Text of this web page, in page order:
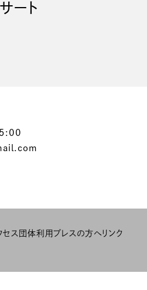
ート
セス 団体利用 プレスの方へリンク